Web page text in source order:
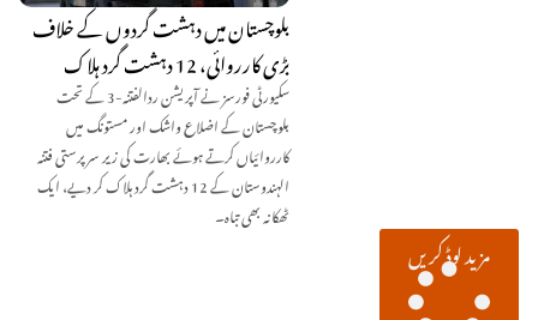
بلوچستان میں دہشت گردوں کے خلاف
بڑی کارروائی، 12 دہشت گرد ہلاک
سکیورٹی فورسز نے آپریشن ردالفتنہ-3 کے تحت
بلوچستان کے اضلاع واشک اور مستونگ میں
کارروائیاں کرتے ہوئے بھارت کی زیر سرپرستی فتنہ
الہندوستان کے 12 دہشت گرد ہلاک کر دیے، ایک
ٹھکانہ بھی تباہ۔
مزید لوڈ کریں